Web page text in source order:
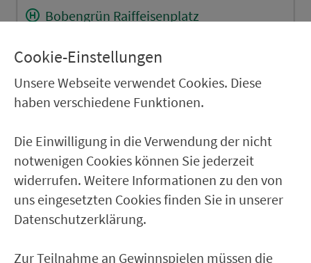
Bobengrün Raiffeisenplatz
Marxgrün Abzw. Bahnhof
Marxgrün Abzw. Siedlung
Naila Froschgrünerstr.
Naila Bahnhof
Naila Schulzentrum
Naila Grundschule
RÜCKFAHRT
Cookie-Einstellungen
Unsere Webseite verwendet Cookies. Diese
haben verschiedene Funktionen.
Die Einwilligung in die Verwendung der nicht
notwenigen Cookies können Sie jederzeit
widerrufen. Weitere Informationen zu den von
uns eingesetzten Cookies finden Sie in unserer
Datenschutzerklärung.
Zur Teilnahme an Gewinnspielen müssen die